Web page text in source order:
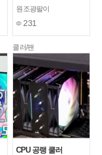
원조광팔이
231
쿨러/팬
CPU 공랭 쿨러